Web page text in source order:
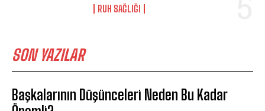
⁠RUH SAĞLIĞI
SON YAZILAR
Başkalarının Düşünceleri Neden Bu Kadar